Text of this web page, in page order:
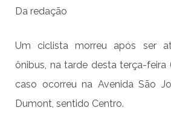
Da redação
Um ciclista morreu após ser
ônibus, na tarde desta terça-feira
caso ocorreu na Avenida São
Dumont, sentido Centro.